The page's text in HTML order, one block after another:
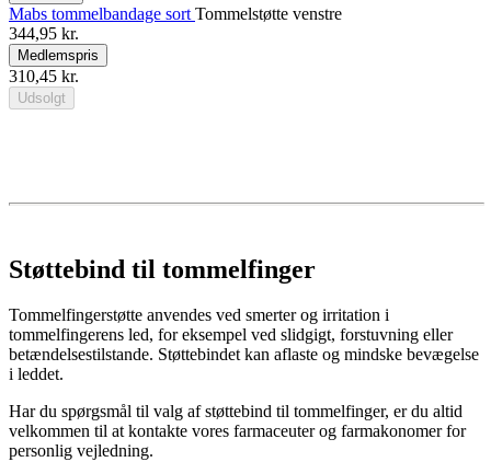
Mabs tommelbandage sort Tommelstøtte venstre
344,95 kr.
Medlemspris
310,45 kr.
Udsolgt
Støttebind til tommelfinger
Tommelfingerstøtte anvendes ved smerter og irritation i
tommelfingerens led, for eksempel ved slidgigt, forstuvning eller
betændelsestilstande. Støttebindet kan aflaste og mindske bevægelse
i leddet.
Har du spørgsmål til valg af støttebind til tommelfinger, er du altid
velkommen til at kontakte vores farmaceuter og farmakonomer for
personlig vejledning.